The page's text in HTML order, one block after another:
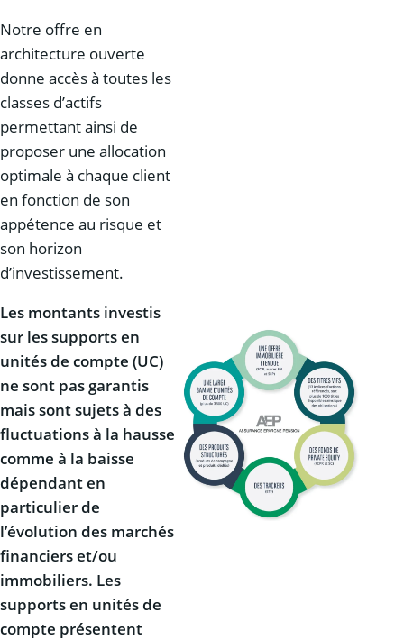
Notre offre en
architecture ouverte
donne accès à toutes les
classes d’actifs
permettant ainsi de
proposer une allocation
optimale à chaque client
en fonction de son
appétence au risque et
son horizon
d’investissement.
Les montants investis
sur les supports en
unités de compte (UC)
ne sont pas garantis
mais sont sujets à des
fluctuations à la hausse
comme à la baisse
dépendant en
particulier de
l’évolution des marchés
financiers et/ou
immobiliers. Les
supports en unités de
compte présentent